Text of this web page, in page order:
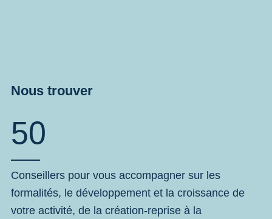
Nous trouver
50
Conseillers pour vous accompagner sur les
formalités, le développement et la croissance de
votre activité, de la création-reprise à la